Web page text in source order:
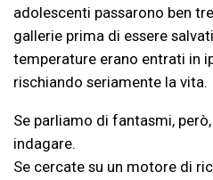
adolescenti passarono ben
gallerie prima di essere
temperature erano entrati in
rischiando seriamente la vita.
Se parliamo di fantasmi,
indagare.
Se cercate su un motore di